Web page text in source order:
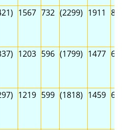
1567 732 (2299) 1911
1203 596 (1799) 1477
1219 599 (1818) 1459